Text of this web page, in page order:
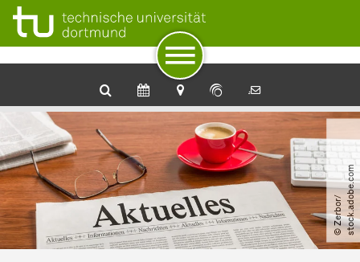
Zum Navigationspfad
Unterseiten von „Das ITMC“
Zur Navigation
Zum Schnellzugriff
Zum Fuß der Seite mit weiteren Services
Zum Inhalt
Zur Startseite
©
Z
e
r
b
o
r​
/​
s
t
o
c
k
.
a
d
o
b
e
.
c
om